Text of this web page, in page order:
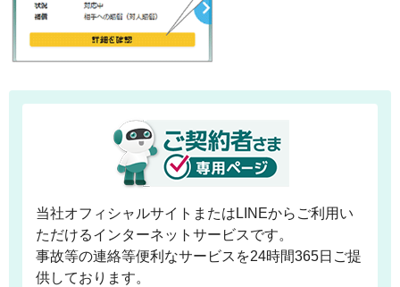
当社オフィシャルサイトまたはLINEからご利用い
ただけるインターネットサービスです。
事故等の連絡等便利なサービスを24時間365日ご提
供しております。